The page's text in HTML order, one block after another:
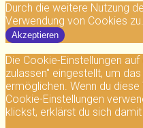
Durch die weitere Nutzung
Verwendung von Cookies zu.
Akzeptieren
Die Cookie-Einstellungen
zulassen" eingestellt, um
ermöglichen. Wenn du
Cookie-Einstellungen
klickst, erklärst du sich damit